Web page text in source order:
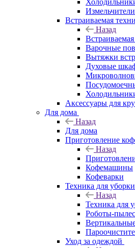
Встраиваемая
Назад
Варочные
Вытяжки
Духовые
Аксессуары для
Для дома
Назад
Для дома
Приготовление
Назад
Кофемашины
Кофеварки
Техника для уборки
Назад
Техника для
Роботы-
Уход за одеждой